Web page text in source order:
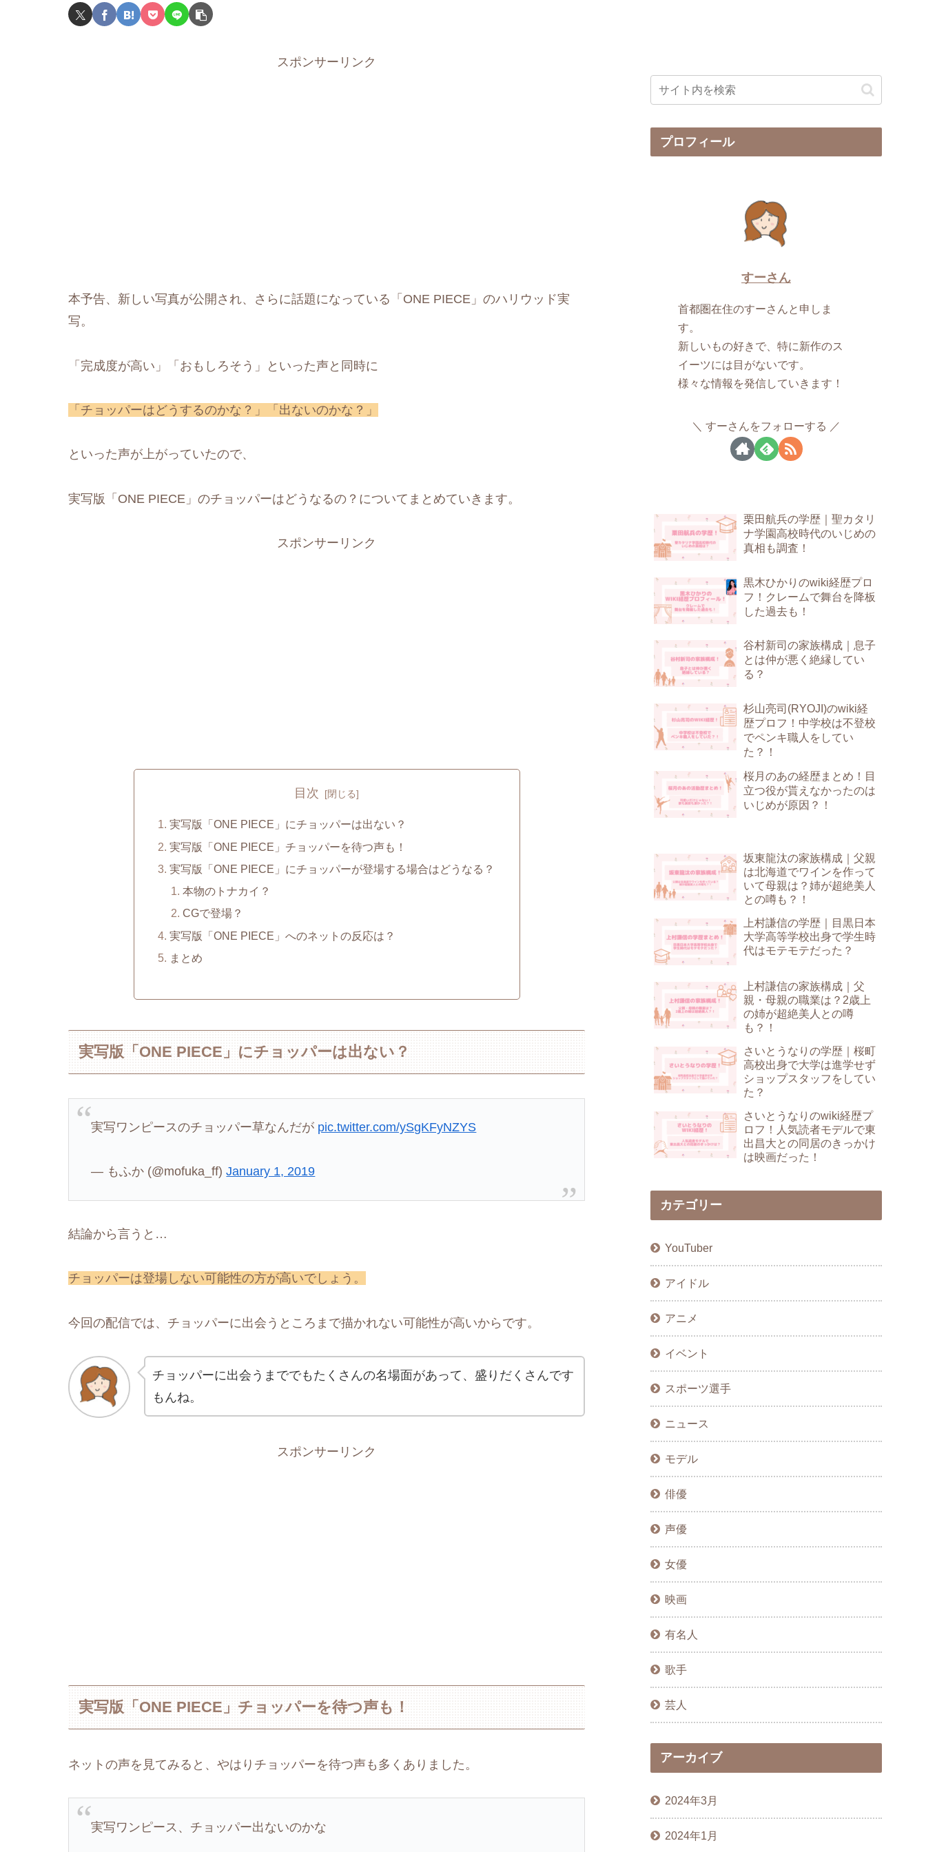
スポンサーリンク
本予告、新しい写真が公開され、さらに話題になっている「ONE PIECE」のハリウッド実
写。
「完成度が高い」「おもしろそう」といった声と同時に
「チョッパーはどうするのかな？」「出ないのかな？」
といった声が上がっていたので、
実写版「ONE PIECE」のチョッパーはどうなるの？についてまとめていきます。
スポンサーリンク
目次
実写版「ONE PIECE」にチョッパーは出ない？
実写版「ONE PIECE」チョッパーを待つ声も！
実写版「ONE PIECE」にチョッパーが登場する場合はどうなる？
本物のトナカイ？
CGで登場？
実写版「ONE PIECE」へのネットの反応は？
まとめ
実写版「ONE PIECE」にチョッパーは出ない？
実写ワンピースのチョッパー草なんだが pic.twitter.com/ySgKFyNZYS
— もふか (@mofuka_ff)January 1, 2019
結論から言うと…
チョッパーは登場しない可能性の方が高いでしょう。
今回の配信では、チョッパーに出会うところまで描かれない可能性が高いからです。
チョッパーに出会うまででもたくさんの名場面があって、盛りだくさんです
もんね。
スポンサーリンク
実写版「ONE PIECE」チョッパーを待つ声も！
ネットの声を見てみると、やはりチョッパーを待つ声も多くありました。
実写ワンピース、チョッパー出ないのかな
プロフィール
すーさん
首都圏在住のすーさんと申しま
す。
新しいもの好きで、特に新作のス
イーツには目がないです。
様々な情報を発信していきます！
すーさんをフォローする
栗田航兵の学歴｜聖カタリ
ナ学園高校時代のいじめの
真相も調査！
黒木ひかりのwiki経歴プロ
フ！クレームで舞台を降板
した過去も！
谷村新司の家族構成｜息子
とは仲が悪く絶縁してい
る？
杉山亮司(RYOJI)のwiki経
歴プロフ！中学校は不登校
でペンキ職人をしてい
た？！
桜月のあの経歴まとめ！目
立つ役が貰えなかったのは
いじめが原因？！
坂東龍汰の家族構成｜父親
は北海道でワインを作って
いて母親は？姉が超絶美人
との噂も？！
上村謙信の学歴｜目黒日本
大学高等学校出身で学生時
代はモテモテだった？
上村謙信の家族構成｜父
親・母親の職業は？2歳上
の姉が超絶美人との噂
も？！
さいとうなりの学歴｜桜町
高校出身で大学は進学せず
ショップスタッフをしてい
た？
さいとうなりのwiki経歴プ
ロフ！人気読者モデルで東
出昌大との同居のきっかけ
は映画だった！
カテゴリー
YouTuber
アイドル
アニメ
イベント
スポーツ選手
ニュース
モデル
俳優
声優
女優
映画
有名人
歌手
芸人
アーカイブ
2024年3月
2024年1月